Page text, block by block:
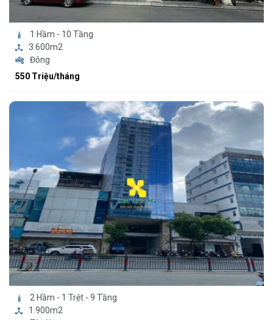
1 Hầm - 10 Tầng
3.600m2
Đông
550 Triệu/tháng
2 Hầm - 1 Trệt - 9 Tầng
1.900m2